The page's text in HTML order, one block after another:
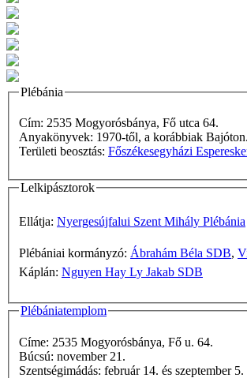
Plébánia
Cím: 2535 Mogyorósbánya, Fő utca 64.
Anyakönyvek: 1970-től, a korábbiak Bajóton.
Területi beosztás: Főszékesegyházi
Lelkipásztorok
Ellátja: Nyergesújfalui Szent Mihály Plébánia
Plébániai kormányzó: Ábrahám Béla SDB,
Káplán: Nguyen Hay Ly Jakab SDB
Plébániatemplom
Címe: 2535 Mogyorósbánya, Fő u. 64.
Búcsú: november 21.
Szentségimádás: február 14. és szeptember 5.